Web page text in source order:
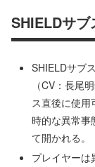
SHIELDサブ
SHIELDサブ
（CV：長尾
ス直後に使用
時的な異常事
て開かれる。
プレイヤーは